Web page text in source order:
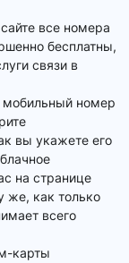
все номера
бесплатны,
связи в
мобильный номер
вы укажете его
на странице
же, как только
всего
карты